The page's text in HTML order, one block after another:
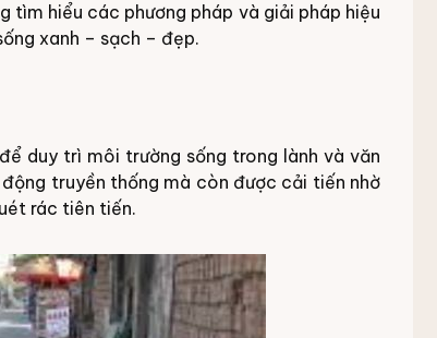
tìm hiểu các phương pháp và giải pháp hiệu
xanh – sạch – đẹp.
duy trì môi trường sống trong lành và văn
truyền thống mà còn được cải tiến nhờ
rác tiên tiến.